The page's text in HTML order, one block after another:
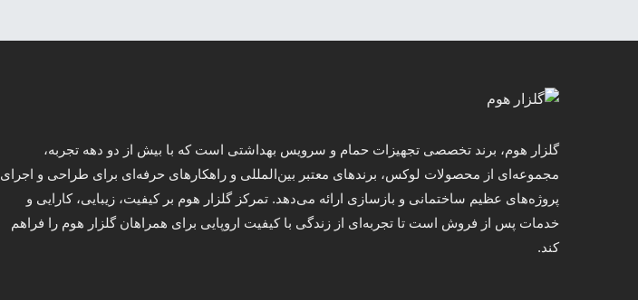
گلزار هوم، برند تخصصی تجهیزات حمام و سرویس بهداشتی است که با بیش از دو دهه تجربه،
مجموعه‌ای از محصولات لوکس، برندهای معتبر بین‌المللی و راهکارهای حرفه‌ای برای طراحی و اجرای
پروژه‌های عظیم ساختمانی و بازسازی ارائه می‌دهد. تمرکز گلزار هوم بر کیفیت، زیبایی، کارایی و
خدمات پس از فروش است تا تجربه‌ای از زندگی با کیفیت اروپایی برای همراهان گلزار هوم را فراهم
کند.